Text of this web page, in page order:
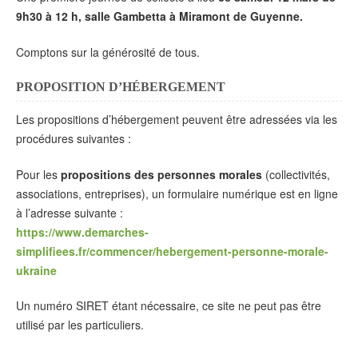
9h30 à 12 h, salle Gambetta à Miramont de Guyenne.
Comptons sur la générosité de tous.
PROPOSITION D’HÉBERGEMENT
Les propositions d’hébergement peuvent être adressées via les
procédures suivantes :
Pour les propositions des personnes morales (collectivités,
associations, entreprises), un formulaire numérique est en ligne
à l’adresse suivante :
https://www.demarches-
simplifiees.fr/commencer/hebergement-personne-morale-
ukraine
Un numéro SIRET étant nécessaire, ce site ne peut pas être
utilisé par les particuliers.